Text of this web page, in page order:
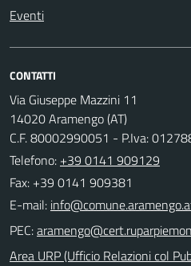
Eventi
CONTATTI
Via Giuseppe Mazzini 11
14020 Aramengo (AT)
C.F. 80002990051 - P.Iva:
Telefono: +39 0141 909129
Fax: +39 0141 909381
E-mail:
PEC:
Area URP (Ufficio Relazioni col